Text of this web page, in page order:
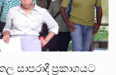
ප්‍රකාශයට